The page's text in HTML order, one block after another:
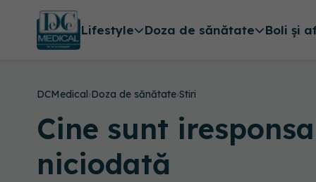
Lifestyle Doza de sănătate Boli și
DCMedical›Doza de sănătate›Stiri
Cine sunt
niciodată